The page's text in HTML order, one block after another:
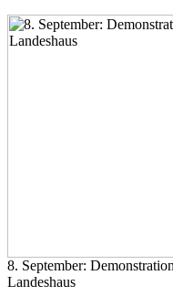
8. September:
Landeshaus